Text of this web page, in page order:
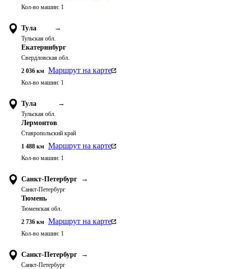
Кол-во машин: 1
Тула →
Тульская обл.
Екатеринбург
Свердловская обл.
2 036 км Маршрут на карте
Кол-во машин: 1
Тула →
Тульская обл.
Лермонтов
Ставропольский край
1 488 км Маршрут на карте
Кол-во машин: 1
Санкт-Петербург →
Санкт-Петербург
Тюмень
Тюменская обл.
2 736 км Маршрут на карте
Кол-во машин: 1
Санкт-Петербург →
Санкт-Петербург